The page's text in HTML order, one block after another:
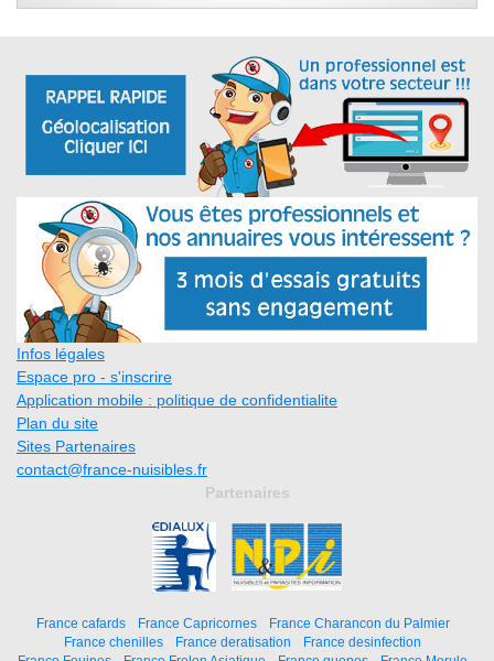
Infos légales
Espace pro - s'inscrire
Application mobile : politique de confidentialite
Plan du site
Sites Partenaires
contact@france-nuisibles.fr
Partenaires
France cafards France Capricornes
France Charancon du Palmier
France chenilles
France deratisation
France desinfection